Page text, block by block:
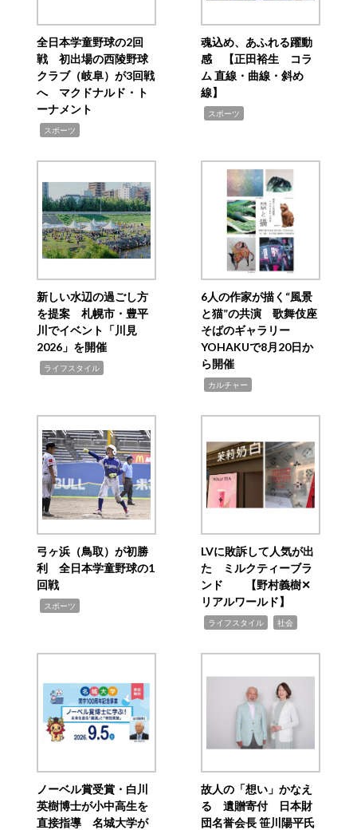
全日本学童野球の2回
戦 初出場の西陵野球
クラブ（岐阜）が3回戦
へ マクドナルド・ト
ーナメント
スポーツ
魂込め、あふれる躍動
感 【正田裕生 コラ
ム 直線・曲線・斜め
線】
スポーツ
新しい水辺の過ごし方
を提案 札幌市・豊平
川でイベント「川見
2026」を開催
ライフスタイル
6人の作家が描く“風景
と猫”の共演 歌舞伎座
そばのギャラリー
YOHAKUで8月20日か
ら開催
カルチャー
弓ヶ浜（鳥取）が初勝
利 全日本学童野球の1
回戦
スポーツ
LVに敗訴して人気が出
た ミルクティーブラ
ンド 【野村義樹✕
リアルワールド】
ライフスタイル 社会
ノーベル賞受賞・白川
英樹博士が小中高生を
直接指導 名城大学が
故人の「想い」かなえ
る 遺贈寄付 日本財
団名誉会長 笹川陽平氏